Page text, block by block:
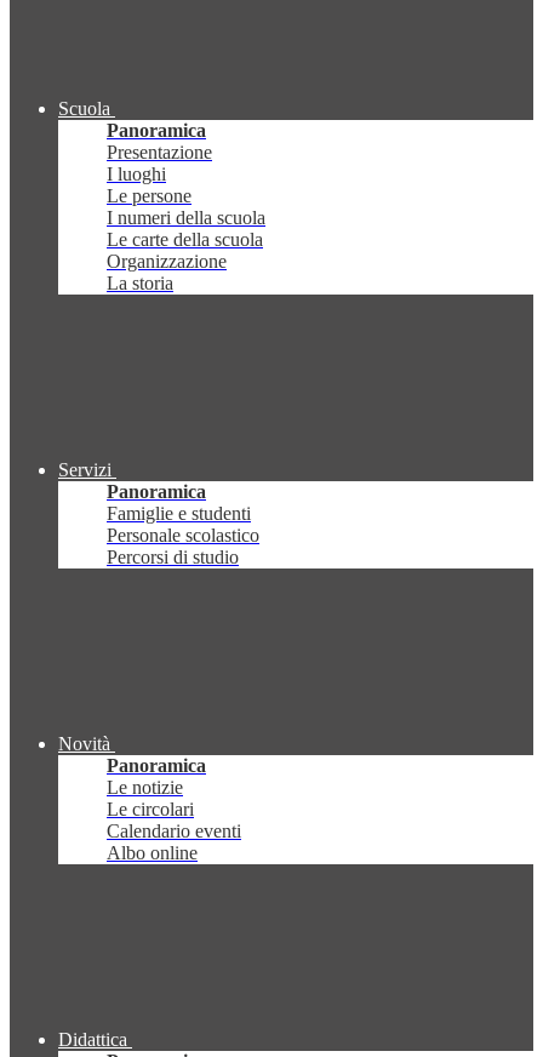
Scuola
Panoramica
Presentazione
I luoghi
Le persone
I numeri della scuola
Le carte della scuola
Organizzazione
La storia
Servizi
Panoramica
Famiglie e studenti
Personale scolastico
Percorsi di studio
Novità
Panoramica
Le notizie
Le circolari
Calendario eventi
Albo online
Didattica